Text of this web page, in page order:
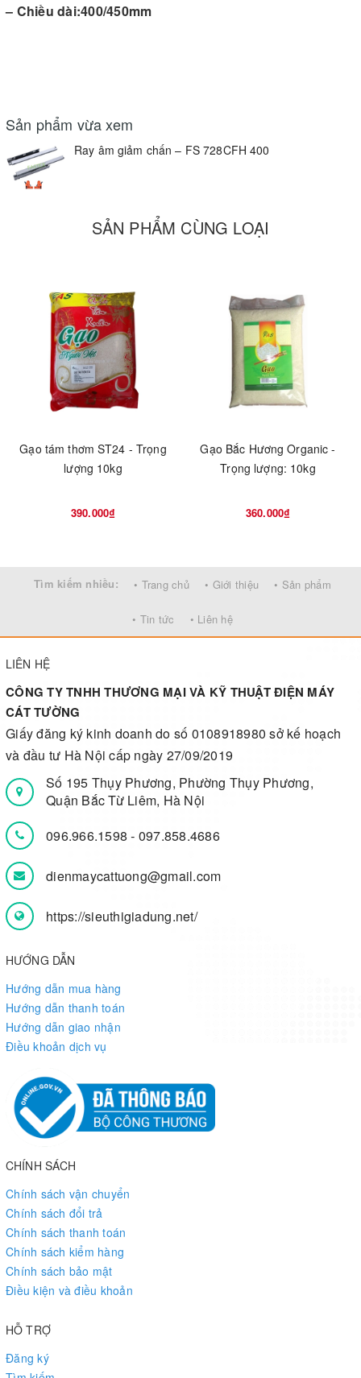
– Chiều dài:400/450mm
Sản phẩm vừa xem
Ray âm giảm chấn – FS 728CFH 400
SẢN PHẨM CÙNG LOẠI
Gạo tám thơm ST24 - Trọng
lượng 10kg
390.000₫
Gạo Bắc Hương Organic -
Trọng lượng: 10kg
360.000₫
Tìm kiếm nhiều: • Trang chủ • Giới thiệu • Sản phẩm
• Tin tức • Liên hệ
LIÊN HỆ
CÔNG TY TNHH THƯƠNG MẠI VÀ KỸ THUẬT ĐIỆN MÁY
CÁT TƯỜNG
Giấy đăng ký kinh doanh do số 0108918980 sở kế hoạch
và đầu tư Hà Nội cấp ngày 27/09/2019
Số 195 Thụy Phương, Phường Thụy Phương,
Quận Bắc Từ Liêm, Hà Nội
096.966.1598- 097.858.4686
dienmaycattuong@gmail.com
https://sieuthigiadung.net/
HƯỚNG DẪN
Hướng dẫn mua hàng
Hướng dẫn thanh toán
Hướng dẫn giao nhận
Điều khoản dịch vụ
CHÍNH SÁCH
Chính sách vận chuyển
Chính sách đổi trả
Chính sách thanh toán
Chính sách kiểm hàng
Chính sách bảo mật
Điều kiện và điều khoản
HỖ TRỢ
Đăng ký